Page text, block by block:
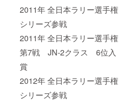
2011年 全日本ラリー選手権
シリーズ参戦
2011年 全日本ラリー選手権
第7戦 JN-2クラス 6位入
賞
2012年 全日本ラリー選手権
シリーズ参戦